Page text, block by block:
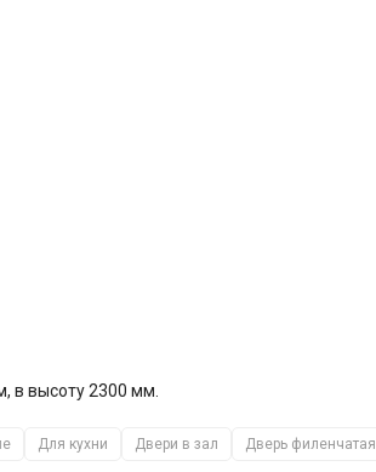
в высоту 2300 мм.
Для кухни Двери в зал Дверь филенчатая